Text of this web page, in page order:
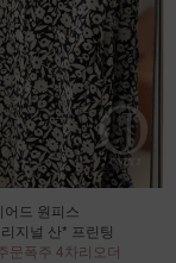
어드 원피스
지널 산* 프린팅
문폭주 4차리오더